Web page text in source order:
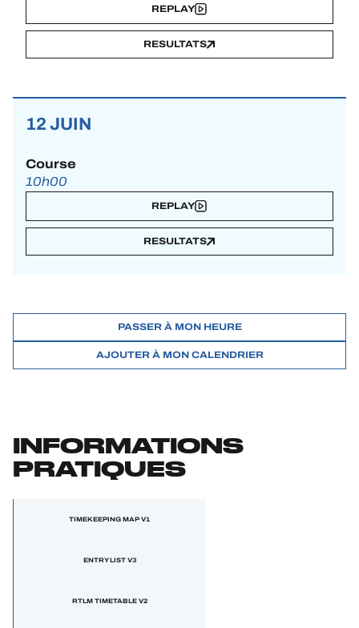
REPLAY
RESULTATS
12 JUIN
Course
10h00
REPLAY
RESULTATS
PASSER À MON HEURE
AJOUTER À MON CALENDRIER
INFORMATIONS
PRATIQUES
TIMEKEEPING MAP V1
ENTRY LIST V3
RTLM TIMETABLE V2